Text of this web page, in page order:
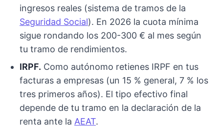
ingresos reales (sistema de tramos de la
Seguridad Social). En 2026 la cuota mínima
sigue rondando los 200-300 € al mes según
tu tramo de rendimientos.
IRPF. Como autónomo retienes IRPF en tus
facturas a empresas (un 15 % general, 7 % los
tres primeros años). El tipo efectivo final
depende de tu tramo en la declaración de la
renta ante la AEAT.